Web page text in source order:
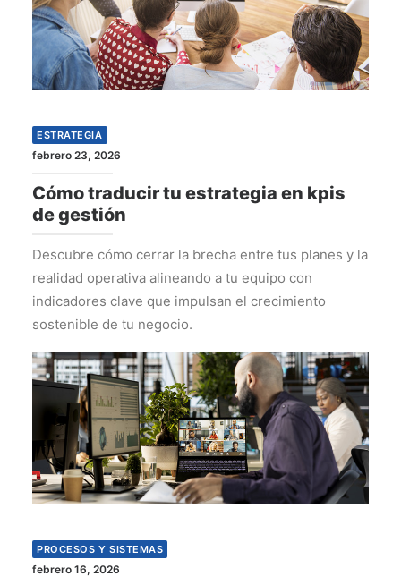
ESTRATEGIA
febrero 23, 2026
Cómo traducir tu estrategia en kpis
de gestión
Descubre cómo cerrar la brecha entre tus planes y la
realidad operativa alineando a tu equipo con
indicadores clave que impulsan el crecimiento
sostenible de tu negocio.
PROCESOS Y SISTEMAS
febrero 16, 2026